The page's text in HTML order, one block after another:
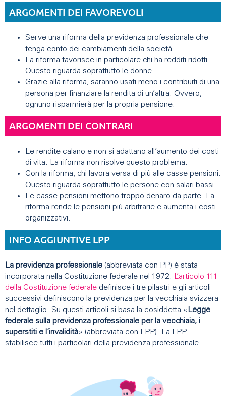
ARGOMENTI DEI FAVOREVOLI
Serve una riforma della previdenza professionale che
tenga conto dei cambiamenti della società.
La riforma favorisce in particolare chi ha redditi ridotti.
Questo riguarda soprattutto le donne.
Grazie alla riforma, saranno usati meno i contribuiti di una
persona per finanziare la rendita di un’altra. Ovvero,
ognuno risparmierà per la propria pensione.
ARGOMENTI DEI CONTRARI
Le rendite calano e non si adattano all’aumento dei costi
di vita. La riforma non risolve questo problema.
Con la riforma, chi lavora versa di più alle casse pensioni.
Questo riguarda soprattutto le persone con salari bassi.
Le casse pensioni mettono troppo denaro da parte. La
riforma rende le pensioni più arbitrarie e aumenta i costi
organizzativi.
INFO AGGIUNTIVE LPP
La previdenza professionale (abbreviata con PP) è stata
incorporata nella Costituzione federale nel 1972. L’articolo 111
della Costituzione federale definisce i tre pilastri e gli articoli
successivi definiscono la previdenza per la vecchiaia svizzera
nel dettaglio. Su questi articoli si basa la cosiddetta « Legge
federale sulla previdenza professionale per la vecchiaia, i
superstiti e l’invalidità» (abbreviata con LPP). La LPP
stabilisce tutti i particolari della previdenza professionale.